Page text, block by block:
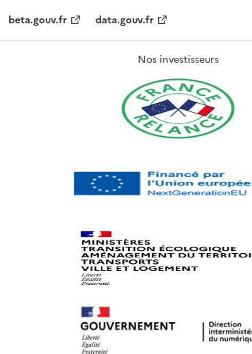
beta.gouv.fr data.gouv.fr
Nos investisseurs